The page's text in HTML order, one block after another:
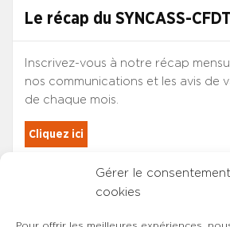
Gérer le
cookies
Le récap du SYNCASS-CFDT
Inscrivez-vous à notre récap
nos communications et les avis de
de chaque mois.
Cliquez ici
Les adhérents du SYNCASS-CFDT
sont automatiquement inscrits.